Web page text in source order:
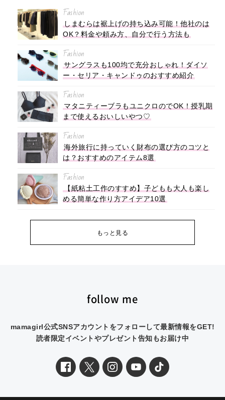
Fashion
しまむらは裾上げの持ち込み可能！他社のは
OK？料金や頼み方、自分で行う方法も
Fashion
サングラスも100均で充分おしゃれ！ダイソ
ー・セリア・キャンドゥのおすすめ紹介
Fashion
マタニティーブラもユニクロのでOK！授乳期
まで使えるおいしいやつ♡
Fashion
海外旅行に持っていく財布の選び方のコツと
は？おすすめのアイテム8選
Fashion
【紙粘土工作のすすめ】子どもも大人も楽し
める簡単な作り方アイデア10選
もっと見る
follow me
mamagirl公式SNSアカウントをフォローして最新情報をGET!
読者限定イベントやプレゼント告知もお届け中